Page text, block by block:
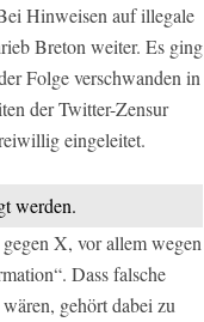
Hinweisen auf illegale
Breton weiter. Es ging
Folge verschwanden in
der Twitter-Zensur
eingeleitet.
werden.
X, vor allem wegen
Dass falsche
gehört dabei zu